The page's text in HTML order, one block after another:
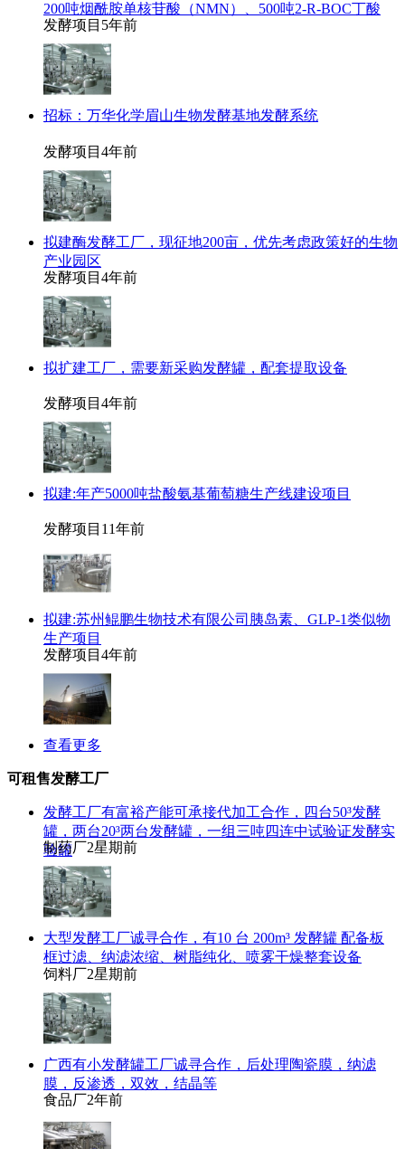
200吨烟酰胺单核苷酸（NMN）、500吨2-R-BOC丁酸
发酵项目 5年前
招标：万华化学眉山生物发酵基地发酵系统
发酵项目 4年前
拟建酶发酵工厂，现征地200亩，优先考虑政策好的生物
产业园区
发酵项目 4年前
拟扩建工厂，需要新采购发酵罐，配套提取设备
发酵项目 4年前
拟建:年产5000吨盐酸氨基葡萄糖生产线建设项目
发酵项目 11年前
拟建:苏州鲲鹏生物技术有限公司胰岛素、GLP-1类似物
生产项目
发酵项目 4年前
查看更多
可租售发酵工厂
发酵工厂有富裕产能可承接代加工合作，四台50³发酵
罐，两台20³两台发酵罐，一组三吨四连中试验证发酵实
验罐
制药厂2星期前
大型发酵工厂诚寻合作，有10 台 200m³ 发酵罐 配备板
框过滤、纳滤浓缩、树脂纯化、喷雾干燥整套设备
饲料厂2星期前
广西有小发酵罐工厂诚寻合作，后处理陶瓷膜，纳滤
膜，反渗透，双效，结晶等
食品厂2年前